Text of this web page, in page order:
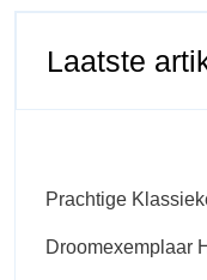
Laatste
Prachtige
Droomexemplaar